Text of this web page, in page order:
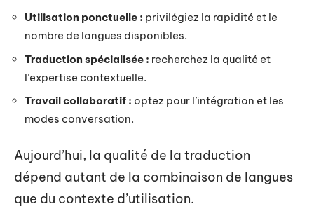
Utilisation ponctuelle : privilégiez la rapidité et le
nombre de langues disponibles.
Traduction spécialisée : recherchez la qualité et
l’expertise contextuelle.
Travail collaboratif : optez pour l’intégration et les
modes conversation.
Aujourd’hui, la qualité de la traduction
dépend autant de la combinaison de langues
que du contexte d’utilisation.